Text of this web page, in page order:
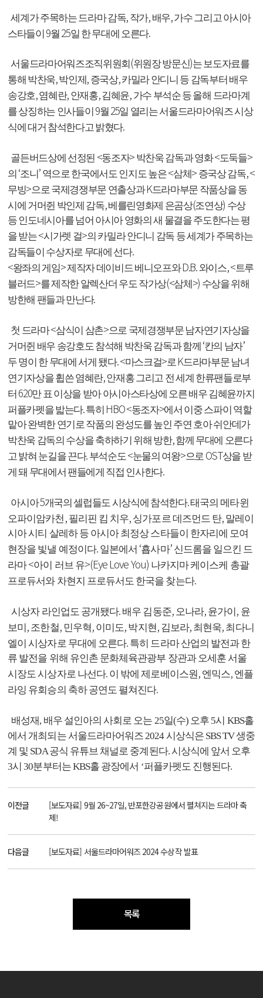
세계가 주목하는 드라마 감독, 작가, 배우,가수 그리고 아시아
스타들이 9월 25일 한 무대에 오른다.
서울드라마어워즈조직위원회 (위원장 방문신)는 보도자료를
통해 박찬욱,박인제, 증국상,카밀라 안디니 등 감독부터 배우
송강호,염혜란, 안재홍, 김혜윤, 가수 부석순 등 올해 드라마계
를 상징하는 인사들이 9월 25일 열리는 서울드라마어워즈 시상
식에 대거 참석한다고 밝혔다.
골든버드상에 선정된 <동조자> 박찬욱 감독과 영화<도둑들>
의 ‘조니’ 역으로 한국에서도 인지도 높은<삼체> 증국상 감독, <
무빙>으로 국제경쟁부문 연출상과K드라마부문 작품상을 동
시에 거머쥔 박인제 감독,베를린영화제 은곰상(조연상) 수상
등 인도네시아를 넘어 아시아 영화의 새 물결을 주도한다는 평
을 받는<시가렛 걸>의 카밀라 안디니 감독 등 세계가 주목하는
감독들이 수상자로 무대에 선다.
<왕좌의 게임>제작자 데이비드 베니오프와D.B. 와이스, <트루
블러드>를 제작한 알렉산더 우도 작가상(<삼체>) 수상을 위해
방한해 팬들과 만난다.
첫 드라마<삼식이 삼촌>으로 국제경쟁부문 남자연기자상을
거머쥔 배우 송강호도 참석해 박찬욱 감독과 함께 ‘칸의 남자’
두 명이 한 무대에 서게 됐다. <마스크걸>로 K드라마부문 남녀
연기자상을 휩쓴 염혜란,안재홍 그리고 전 세계 한류팬들로부
터 620만 표 이상을 받아 아시아스타상에 오른 배우 김혜윤까지
퍼플카펫을 밟는다.특히 HBO <동조자>에서 이중 스파이 역할
맡아 완벽한 연기로 작품의 완성도를 높인 주연 호아 쉬안데가
박찬욱 감독의 수상을 축하하기 위해 방한,함께 무대에 오른다
고 밝혀 눈길을 끈다. 부석순도 <눈물의 여왕>으로 OST상을 받
게 돼 무대에서 팬들에게 직접 인사한다.
아시아5개국의 셀럽들도 시상식에 참석한다.태국의 메타윈
오파이암카천 , 필리핀 킴 치우, 싱가포르 데즈먼드 탄, 말레이
시아 시티 살레하 등 아시아 최정상 스타들이 한자리에 모여
현장을 빛낼 예정이다. 일본에서 ‘횹사마’ 신드롬을 일으킨 드
라마<아이 러브 유>(Eye Love You) 나카지마 케이스케 총괄
프로듀서와 차현지 프로듀서도 한국을 찾는다.
시상자 라인업도 공개됐다. 배우 김동준, 오나라, 윤가이 , 윤
보미 , 조한철, 민우혁, 이미도, 박지현 , 김보라, 최현욱, 최다니
엘이 시상자로 무대에 오른다. 특히 드라마 산업의 발전과 한
류 발전을 위해 유인촌 문화체육관광부 장관과 오세훈 서울
시장도 시상자로 나선다. 이 밖에 제로베이스원 , 엔믹스, 엔플
라잉 유회승의 축하 공연도 펼쳐진다.
배성재, 배우 설인아의 사회로 오는 25일(수) 오후 5시 KBS홀
에서 개최되는 서울드라마어워즈 2024시상식은 SBS TV생중
계 및 SDA공식 유튜브 채널로 중계된다.시상식에 앞서 오후
3시30분부터는KBS홀 광장에서 ‘퍼플카펫도 진행된다.
이전글
[보도자료] 9월 26~27일, 반포한강공원에서 펼쳐지는 드라마 축
제!
다음글 [보도자료] 서울드라마어워즈 2024 수상작 발표
목록